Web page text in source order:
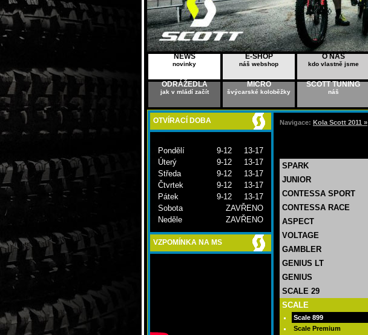
NEWS
novinky
E-SHOP
náš webshop
O NÁS
kdo vlastně jsme
ODRÁŽEDLA
jak v mládí začít
MICRO
švýcarské koloběžky
SCOTT TUNING
náš
OTVÍRACÍ DOBA
Pondělí
9-12 13-17
Úterý
9-12 13-17
Středa
9-12 13-17
Čtvrtek
9-12 13-17
Pátek
9-12 13-17
Sobota
ZAVŘENO
Neděle
ZAVŘENO
VZPOMÍNKA NA MS
Navigace: Kola Scott 2011 »
SPARK
JUNIOR
CONTESSA SPORT
CONTESSA RACE
ASPECT
VOLTAGE
GAMBLER
GENIUS LT
GENIUS
SCALE 29
SCALE
Scale 899
Scale Premium